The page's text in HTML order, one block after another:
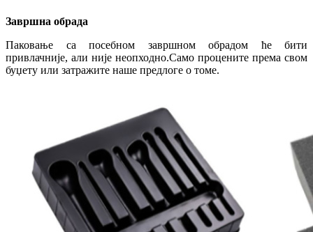
Завршна обрада
Паковање са посебном завршном обрадом ће бити
привлачније, али није неопходно.Само процените према свом
буџету или затражите наше предлоге о томе.